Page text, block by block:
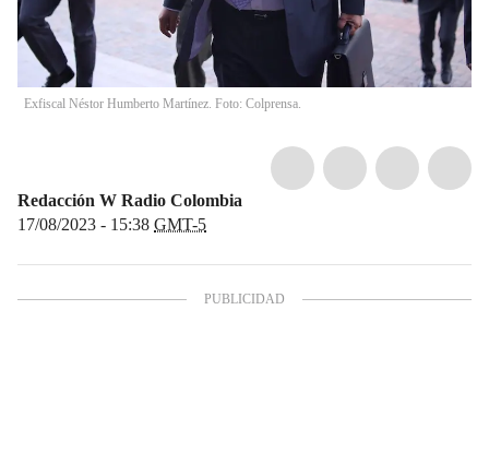
Exfiscal Néstor Humberto Martínez. Foto: Colprensa.
Redacción W Radio Colombia
17/08/2023 - 15:38 GMT-5